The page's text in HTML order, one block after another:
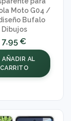
Moto G04 /
Bufalo
Dibujos
7,95 €
AÑADIR AL
CARRITO